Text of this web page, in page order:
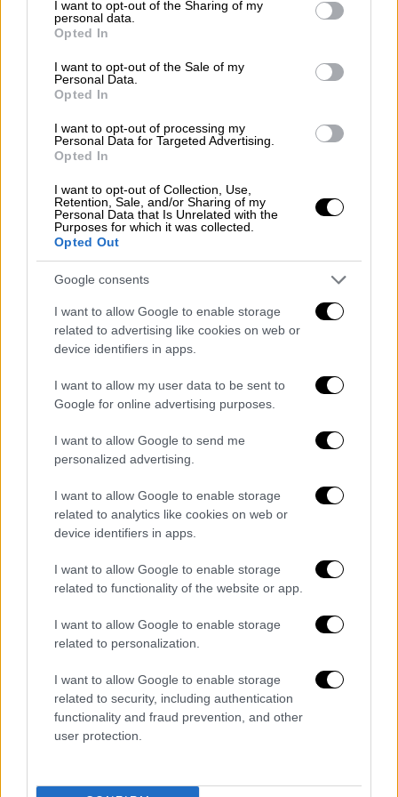
not limited to your visit or usage behaviour. You may click to
grant or deny consent to Google and its third-party tags to
use your data for below specified purposes in below Google
consent section.
I want to opt-out of the Sharing of my
personal data.
Opted In
I want to opt-out of the Sale of my
Personal Data.
Opted In
I want to opt-out of processing my
Personal Data for Targeted Advertising.
Opted In
I want to opt-out of Collection, Use,
Retention, Sale, and/or Sharing of my
Personal Data that Is Unrelated with the
Purposes for which it was collected.
Opted Out
Google consents
I want to allow Google to enable storage
related to advertising like cookies on web or
device identifiers in apps.
I want to allow my user data to be sent to
Google for online advertising purposes.
I want to allow Google to send me
personalized advertising.
I want to allow Google to enable storage
related to analytics like cookies on web or
device identifiers in apps.
I want to allow Google to enable storage
related to functionality of the website or app.
I want to allow Google to enable storage
related to personalization.
I want to allow Google to enable storage
related to security, including authentication
functionality and fraud prevention, and other
user protection.
καθώς τα μεγαλύτερα παιδιά επιτέθηκαν
στον Άλμπερτ.
«Ο φίλος μου κάηκε μέχρι θανάτου»
ότι ο γιος του είχε φύγει από το σημείο πριν
από τη φρίκη και επέστρεψε αργότερα για να
διαπιστώσει ότι ο Άλμπερτ είχε καεί μέχρι
θανάτου.
«Στις 7 το απόγευμα μου τηλεφώνησε
κλαίγοντας», είπε ο πατέρας. «Μου είπε: "Ο
φίλος μου κάηκε
παράπηγμα". Πήγα εκεί. Είδα τις φλόγες.
Εκείνη την ώρα δεν μπορούσε να σωθεί».
Είπε πως στη συνέχεια μετέβησαν στο
προσπαθήσουν να περάσουν μέσα από τη